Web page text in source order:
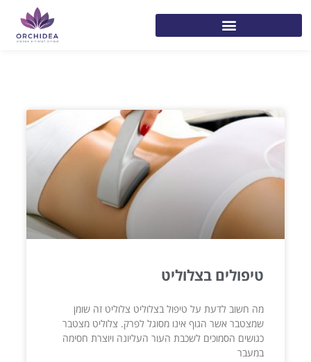
טיפולים בצלוליט
מה חשוב לדעת על טיפול בצלוליט צלוליט זה שומן
שמצטבר אשר הגוף אינו מסוגל לפרק. צלוליט מצטבר
כגושים הסמוכים לשכבת העור העליונה ויוצרת חסימה
במעבר